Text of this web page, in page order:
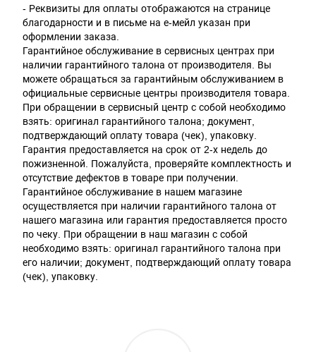
- Реквизиты для оплаты отображаются на странице
благодарности и в письме на е-мейл указан при
оформлении заказа.
Гарантийное обслуживание в сервисных центрах при
наличии гарантийного талона от производителя. Вы
можете обращаться за гарантийным обслуживанием в
официальные сервисные центры производителя товара.
При обращении в сервисный центр с собой необходимо
взять: оригинал гарантийного талона; документ,
подтверждающий оплату товара (чек), упаковку.
Гарантия предоставляется на срок от 2-х недель до
пожизненной. Пожалуйста, проверяйте комплектность и
отсутствие дефектов в товаре при получении.
Гарантийное обслуживание в нашем магазине
осуществляется при наличии гарантийного талона от
нашего магазина или гарантия предоставляется просто
по чеку. При обращении в наш магазин с собой
необходимо взять: оригинал гарантийного талона при
его наличии; документ, подтверждающий оплату товара
(чек), упаковку.